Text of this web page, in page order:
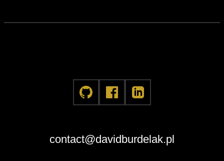
contact@davidburdelak.pl